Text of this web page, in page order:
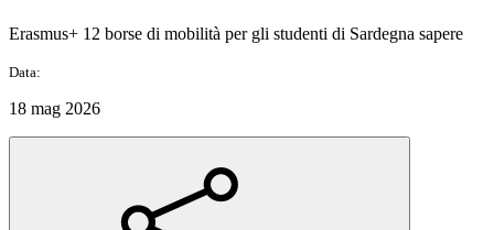
Erasmus+ 12 borse di mobilità per gli studenti di Sardegna sapere
Data:
18 mag 2026